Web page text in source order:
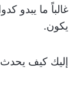
غالباً ما يبدو
يكون.
إليك كيف